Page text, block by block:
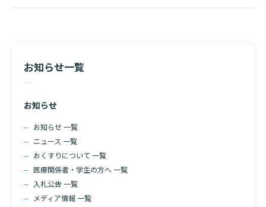
施設認定
臨床研究に関する情報公開について（オプトアウト）
研究・業績
特長
入院中の過ごし方
入院のお会計について
ご面会について
ご来院にあたって
医療連携センターのご案内
連携登録医療機関一覧
訪問看護指示書について
医療関係者向け講習・研修
イベント
ご寄付のお願い
臨床研究センターのご紹介
クラウドファンディング
ー
お知らせ一覧
お知らせ
お知らせ 一覧
ニュース 一覧
おくすりについて 一覧
医療関係者・学生の方へ 一覧
入札公告 一覧
メディア情報 一覧